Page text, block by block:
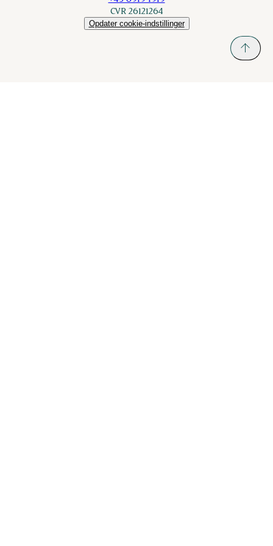
CVR 26121264
Opdater cookie-indstillinger